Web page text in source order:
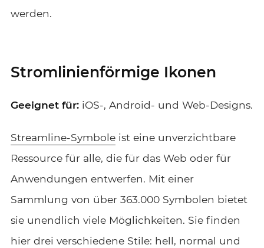
werden.
Stromlinienförmige Ikonen
Geeignet für:iOS-, Android- und Web-Designs.
Streamline-Symboleist eine unverzichtbare
Ressource für alle, die für das Web oder für
Anwendungen entwerfen. Mit einer
Sammlung von über 363.000 Symbolen bietet
sie unendlich viele Möglichkeiten. Sie finden
hier drei verschiedene Stile: hell, normal und